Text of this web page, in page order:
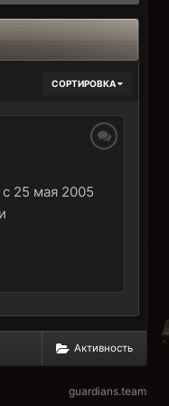
СОРТИРОВКА
25 мая 2005
Активность
guardians.team